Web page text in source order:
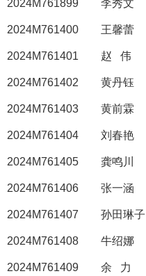
2024M761899 李秀文
2024M761400 王馨蕾
2024M761401 赵 伟
2024M761402 黄丹钰
2024M761403 黄前霖
2024M761404 刘春艳
2024M761405 龚鸣川
2024M761406 张一涵
2024M761407 孙田琳子
2024M761408 牛绍娜
2024M761409 余 力